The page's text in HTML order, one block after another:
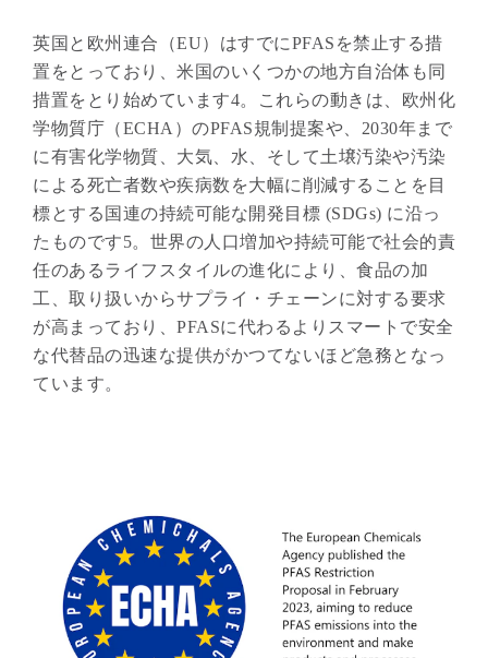
英国と欧州連合（EU）はすでにPFASを禁止する措
置をとっており、米国のいくつかの地方自治体も同
措置をとり始めています4。これらの動きは、欧州化
学物質庁（ECHA）のPFAS規制提案や、2030年まで
に有害化学物質、大気、水、そして土壌汚染や汚染
による死亡者数や疾病数を大幅に削減することを目
標とする国連の持続可能な開発目標 (SDGs) に沿っ
たものです5。世界の人口増加や持続可能で社会的責
任のあるライフスタイルの進化により、食品の加
工、取り扱いからサプライ・チェーンに対する要求
が高まっており、PFASに代わるよりスマートで安全
な代替品の迅速な提供がかつてないほど急務となっ
ています。